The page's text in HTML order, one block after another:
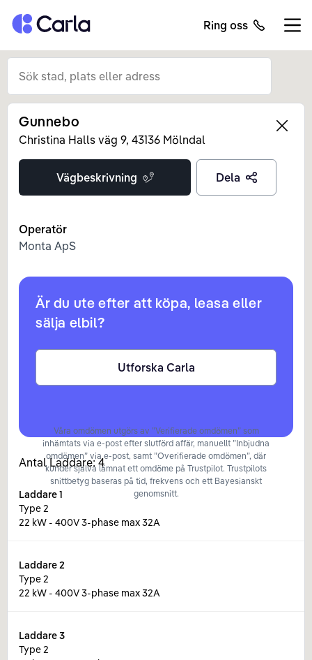
Tillbaka till startsidan Ring oss
Left
Gunnebo
Christina Halls väg 9, 43136 Mölndal
Vägbeskrivning Dela
Operatör
Monta ApS
Är du ute efter att köpa, leasa eller
sälja elbil?
Utforska Carla
Våra omdömen utgörs av ”Verifierade omdömen” som
inhämtats via e-post efter slutförd affär, manuellt ”Inbjudna
omdömen” via e-post, samt ”Overifierade omdömen”, där
kunder själva lämnat ett omdöme på Trustpilot. Trustpilots
snittbetyg baseras på tid, frekvens och ett Bayesianskt
genomsnitt.
Antal Laddare:4
Laddare1
Type 2
22 kW - 400V 3-phase max 32A
Laddare2
Type 2
22 kW - 400V 3-phase max 32A
Laddare3
Type 2